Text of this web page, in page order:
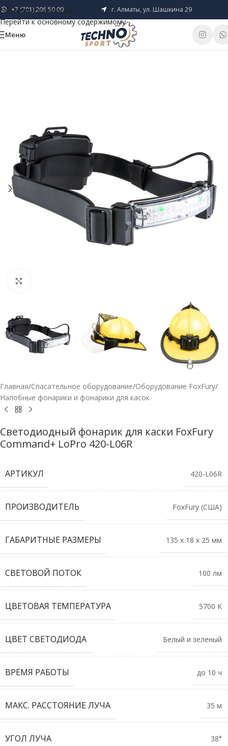
Перейти к навигации
Перейти к основному содержимому
+7 (701) 206 50 00 г. Алматы, ул. Шашкина 29
Меню
Главная/Спасательное оборудование/Оборудование FoxFury/
Налобные фонарики и фонарики для касок
Светодиодный фонарик для каски FoxFury
Command+ LoPro 420-L06R
АРТИКУЛ 420-L06R
ПРОИЗВОДИТЕЛЬ FoxFury (США)
ГАБАРИТНЫЕ РАЗМЕРЫ 135 х 18 х 25 мм
СВЕТОВОЙ ПОТОК 100 лм
ЦВЕТОВАЯ ТЕМПЕРАТУРА 5700 К
ЦВЕТ СВЕТОДИОДА Белый и зеленый
ВРЕМЯ РАБОТЫ до 10 ч
МАКС. РАССТОЯНИЕ ЛУЧА 35 м
УГОЛ ЛУЧА 38°